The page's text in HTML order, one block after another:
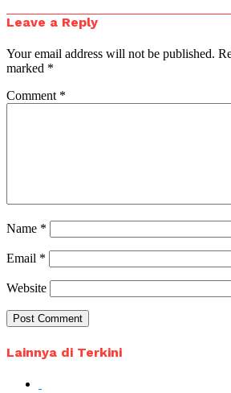
Leave a Reply
Your email address will not be published.
marked *
Comment *
Name *
Email *
Website
Lainnya di Terkini